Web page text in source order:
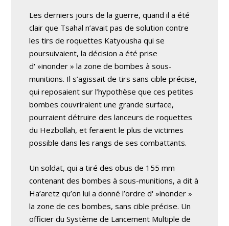
Les derniers jours de la guerre, quand il a été
clair que Tsahal n’avait pas de solution contre
les tirs de roquettes Katyousha qui se
poursuivaient, la décision a été prise
d' »inonder » la zone de bombes à sous-
munitions. Il s’agissait de tirs sans cible précise,
qui reposaient sur l’hypothèse que ces petites
bombes couvriraient une grande surface,
pourraient détruire des lanceurs de roquettes
du Hezbollah, et feraient le plus de victimes
possible dans les rangs de ses combattants.
Un soldat, qui a tiré des obus de 155 mm
contenant des bombes à sous-munitions, a dit à
Ha’aretz qu’on lui a donné l’ordre d' »inonder »
la zone de ces bombes, sans cible précise. Un
officier du Système de Lancement Multiple de